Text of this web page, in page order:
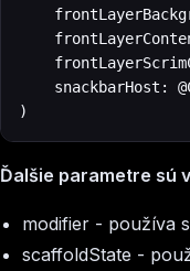
snackbarHost:
)
Ďalšie parametre sú
modifier - používa
scaffoldState -